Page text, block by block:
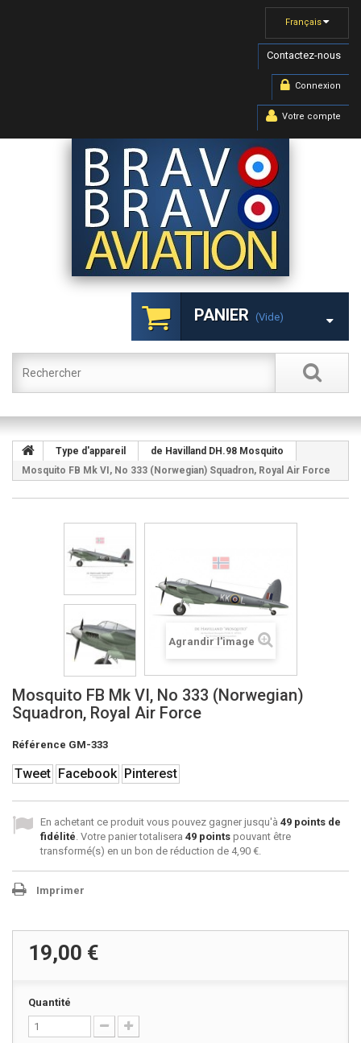
Français
Contactez-nous
Connexion
Votre compte
PANIER (vide)
Type d'appareil
de Havilland DH.98 Mosquito
Mosquito FB Mk VI, No 333 (Norwegian) Squadron, Royal Air Force
Agrandir l'image
Mosquito FB Mk VI, No 333 (Norwegian)
Squadron, Royal Air Force
Référence GM-333
Tweet Facebook Pinterest
En achetant ce produit vous pouvez gagner jusqu'à 49 points de
fidélité. Votre panier totalisera 49 points pouvant être
transformé(s) en un bon de réduction de 4,90 €.
Imprimer
19,00 €
Quantité